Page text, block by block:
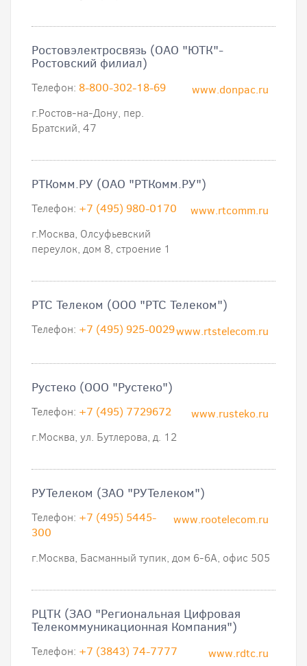
Ростовэлектросвязь (ОАО "ЮТК"-
Ростовский филиал)
www.donpac.ru
Телефон: 8-800-302-18-69
г.Ростов-на-Дону, пер.
Братский, 47
РТКомм.РУ (ОАО "РТКомм.РУ")
www.rtcomm.ru
Телефон: +7 (495) 980-0170
г.Москва, Олсуфьевский
переулок, дом 8, строение 1
РТС Телеком (ООО "РТС Телеком")
www.rtstelecom.ru
Телефон: +7 (495) 925-0029
Рустеко (ООО "Рустеко")
www.rusteko.ru
Телефон: +7 (495) 7729672
г.Москва, ул. Бутлерова, д. 12
РУТелеком (ЗАО "РУТелеком")
www.rootelecom.ru
Телефон: +7 (495) 5445-
300
г.Москва, Басманный тупик, дом 6-6А, офис 505
РЦТК (ЗАО "Региональная Цифровая
Телекоммуникационная Компания")
www.rdtc.ru
Телефон: +7 (3843) 74-7777